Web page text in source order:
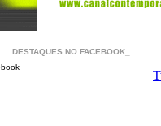
DESTAQUES NO FACEBOOK_